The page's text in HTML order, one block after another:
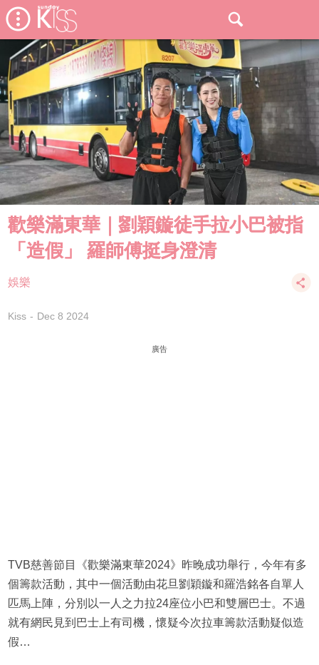
歡樂滿東華｜劉穎鏇徒手拉小巴被指
「造假」 羅師傅挺身澄清
娛樂
Kiss Dec 8 2024
廣告
TVB慈善節目《歡樂滿東華2024》昨晚成功舉行，今年有多
個籌款活動，其中一個活動由花旦劉穎鏇和羅浩銘各自單人
匹馬上陣，分別以一人之力拉24座位小巴和雙層巴士。不過
就有網民見到巴士上有司機，懷疑今次拉車籌款活動疑似造
假…